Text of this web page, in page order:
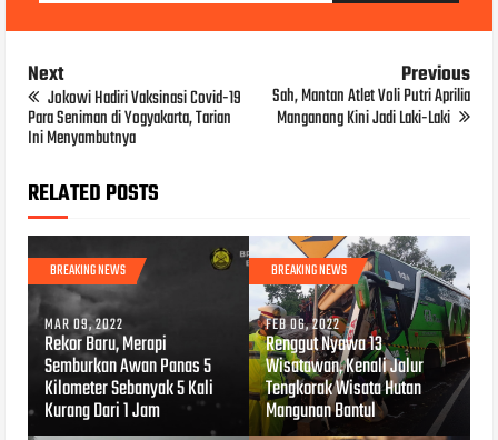
Next
Jokowi Hadiri Vaksinasi Covid-19
Para Seniman di Yogyakarta, Tarian
Ini Menyambutnya
Previous
Sah, Mantan Atlet Voli Putri Aprilia
Manganang Kini Jadi Laki-Laki
RELATED POSTS
BREAKING NEWS
MAR 09, 2022
Rekor Baru, Merapi
Semburkan Awan Panas 5
Kilometer Sebanyak 5 Kali
Kurang Dari 1 Jam
BREAKING NEWS
FEB 06, 2022
Renggut Nyawa 13
Wisatawan, Kenali Jalur
Tengkorak Wisata Hutan
Mangunan Bantul